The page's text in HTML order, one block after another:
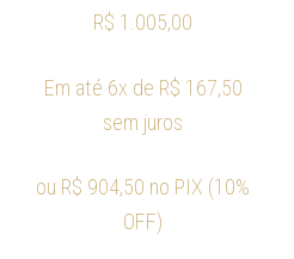
R$ 1.005,00
Em até 6x de R$ 167,50
sem juros
ou R$ 904,50 no PIX (10%
OFF)